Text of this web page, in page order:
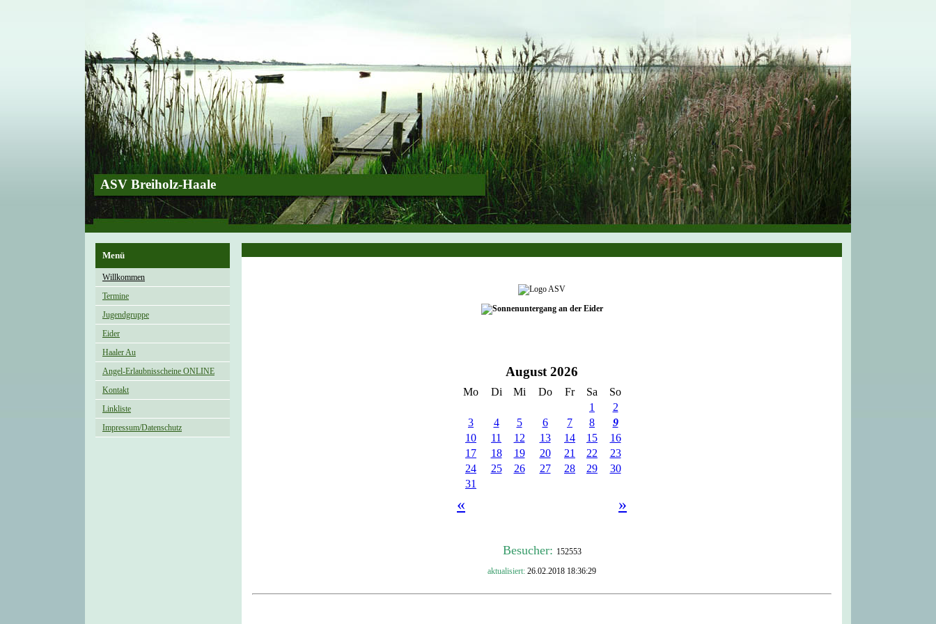
ASV Breiholz-Haale
Menü
Willkommen
Termine
Jugendgruppe
Eider
Haaler Au
Angel-Erlaubnisscheine ONLINE
Kontakt
Linkliste
Impressum/Datenschutz
Besucher: 152553
aktualisiert: 26.02.2018 18:36:29